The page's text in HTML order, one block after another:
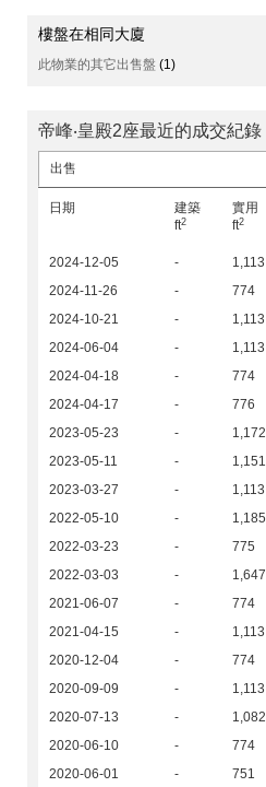
樓盤在相同大廈
此物業的其它出售盤 (1)
帝峰‧皇殿2座最近的成交紀錄
出售
日期
建築
ft2
實用
ft2
2024-12-05 - 1,113
2024-11-26
- 774
2024-10-21
- 1,113
2024-06-04
- 1,113
2024-04-18
- 774
2024-04-17
- 776
2023-05-23
- 1,172
2023-05-11
- 1,151
2023-03-27
- 1,113
2022-05-10
- 1,185
2022-03-23
- 775
2022-03-03
- 1,647
2021-06-07
- 774
2021-04-15
- 1,113
2020-12-04
- 774
2020-09-09
- 1,113
2020-07-13
- 1,082
2020-06-10
- 774
2020-06-01
- 751